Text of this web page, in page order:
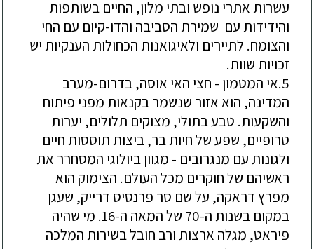
עשרות אתרי נופש ובתי מלון, החיים בשותפות
והידידות עם שמירת הסביבה והדו-קיום עם החי
והצומח. לתיירים ולאיגואנות הכחולות הענקיות יש
זכויות שוות.
5.אי המטמון - חצי האי אוסה, בדרום-מערב
המדינה, הוא אזור שנשמר בקנאות מפני פיתוח
והשקעות. טבע בתולי, מצוקים תלולים, יערות
טרופיים, שפע של חיות בר, ביצות תוססות חיים
ולגונות עם מנגרובים - מגוון ביולוגי המסחרר את
ראשיהם של חוקרים מכל העולם. הצימוק הוא
מפרץ דראקה, על שם סר פרנסיס דרייק, שעגן
במקום בשנות ה-70 של המאה ה-16. מי שהיה
פיראט, מגלה ארצות ורב חובל בשירות המלכה